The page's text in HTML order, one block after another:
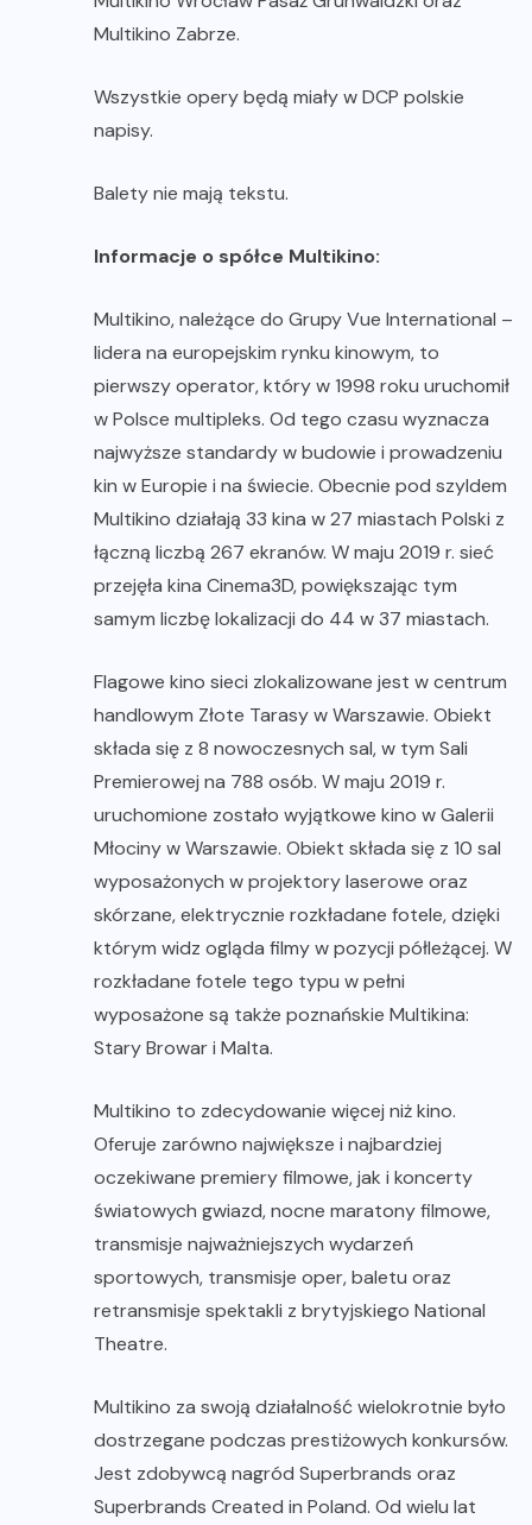
Multikino Zabrze.
Wszystkie opery będą miały w DCP polskie
napisy.
Balety nie mają tekstu.
Informacje o spółce Multikino:
Multikino, należące do Grupy Vue International –
lidera na europejskim rynku kinowym, to
pierwszy operator, który w 1998 roku uruchomił
w Polsce multipleks. Od tego czasu wyznacza
najwyższe standardy w budowie i prowadzeniu
kin w Europie i na świecie. Obecnie pod szyldem
Multikino działają 33 kina w 27 miastach Polski z
łączną liczbą 267 ekranów. W maju 2019 r. sieć
przejęła kina Cinema3D, powiększając tym
samym liczbę lokalizacji do 44 w 37 miastach.
Flagowe kino sieci zlokalizowane jest w centrum
handlowym Złote Tarasy w Warszawie. Obiekt
składa się z 8 nowoczesnych sal, w tym Sali
Premierowej na 788 osób. W maju 2019 r.
uruchomione zostało wyjątkowe kino w Galerii
Młociny w Warszawie. Obiekt składa się z 10 sal
wyposażonych w projektory laserowe oraz
skórzane, elektrycznie rozkładane fotele, dzięki
którym widz ogląda filmy w pozycji półleżącej. W
rozkładane fotele tego typu w pełni
wyposażone są także poznańskie Multikina:
Stary Browar i Malta.
Multikino to zdecydowanie więcej niż kino.
Oferuje zarówno największe i najbardziej
oczekiwane premiery filmowe, jak i koncerty
światowych gwiazd, nocne maratony filmowe,
transmisje najważniejszych wydarzeń
sportowych, transmisje oper, baletu oraz
retransmisje spektakli z brytyjskiego National
Theatre.
Multikino za swoją działalność wielokrotnie było
dostrzegane podczas prestiżowych konkursów.
Jest zdobywcą nagród Superbrands oraz
Superbrands Created in Poland. Od wielu lat